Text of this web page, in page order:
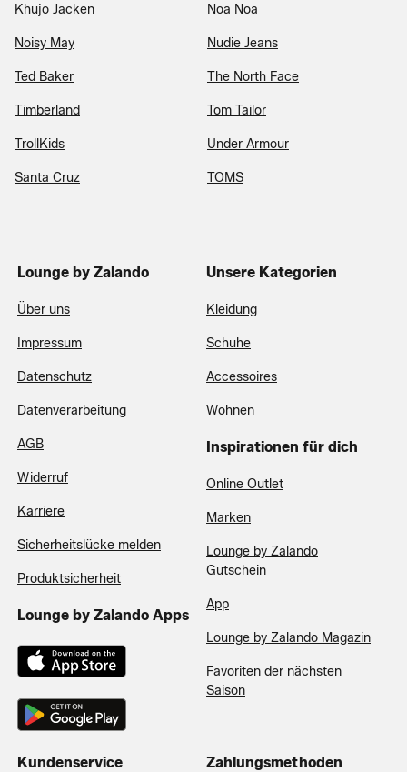
Khujo Jacken Noa Noa
Noisy May Nudie Jeans
Ted Baker The North Face
Timberland Tom Tailor
TrollKids Under Armour
Santa Cruz TOMS
Lounge by Zalando
Über uns
Impressum
Datenschutz
Datenverarbeitung
AGB
Widerruf
Karriere
Sicherheitslücke melden
Produktsicherheit
Lounge by Zalando Apps
Unsere Kategorien
Kleidung
Schuhe
Accessoires
Wohnen
Inspirationen für dich
Online Outlet
Marken
Lounge by Zalando
Gutschein
App
Lounge by Zalando Magazin
Favoriten der nächsten
Saison
Kundenservice Zahlungsmethoden